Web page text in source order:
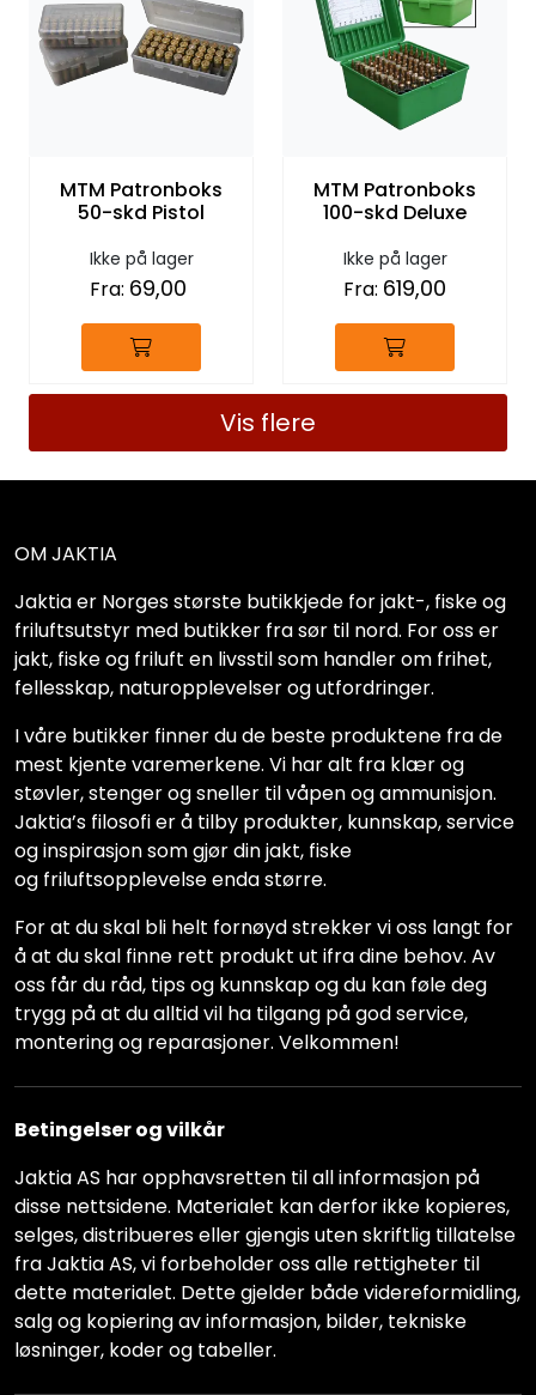
MTM Patronboks
50-skd Pistol
Ikke på lager
Fra: 69,00
MTM Patronboks
100-skd Deluxe
Ikke på lager
Fra: 619,00
Vis flere
OM JAKTIA
Jaktia er Norges største butikkjede for jakt-, fiske og
friluftsutstyr med butikker fra sør til nord. For oss er
jakt, fiske og friluft en livsstil som handler om frihet,
fellesskap, naturopplevelser og utfordringer.
I våre butikker finner du de beste produktene fra de
mest kjente varemerkene. Vi har alt fra klær og
støvler, stenger og sneller til våpen og ammunisjon.
Jaktia’s filosofi er å tilby produkter, kunnskap, service
og inspirasjon som gjør din jakt, fiske
og friluftsopplevelse enda større.
For at du skal bli helt fornøyd strekker vi oss langt for
å at du skal finne rett produkt ut ifra dine behov. Av
oss får du råd, tips og kunnskap og du kan føle deg
trygg på at du alltid vil ha tilgang på god service,
montering og reparasjoner. Velkommen!
Betingelser og vilkår
Jaktia AS har opphavsretten til all informasjon på
disse nettsidene. Materialet kan derfor ikke kopieres,
selges, distribueres eller gjengis uten skriftlig tillatelse
fra Jaktia AS, vi forbeholder oss alle rettigheter til
dette materialet. Dette gjelder både videreformidling,
salg og kopiering av informasjon, bilder, tekniske
løsninger, koder og tabeller.